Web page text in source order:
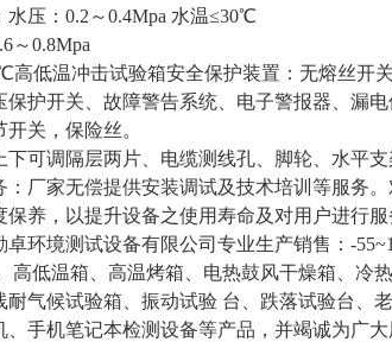
水压：0.2～0.4Mpa 水温≤30℃
～0.8Mpa
高低温冲击试验箱安全保护装置：无熔丝开
保护开关、故障警告系统、电子警报器、漏
关，保险丝。
下可调隔层两片、电缆测线孔、脚轮、水平支
：厂家无偿提供安装调试及技术培训等服务
保养，以提升设备之使用寿命及对用户进行服
卓环境测试设备有限公司专业生产销售：-
高低温箱、高温烤箱、电热鼓风干燥箱、冷
耐气候试验箱、振动试验 台、跌落试验台、
、手机笔记本检测设备等产品，并竭诚为广大